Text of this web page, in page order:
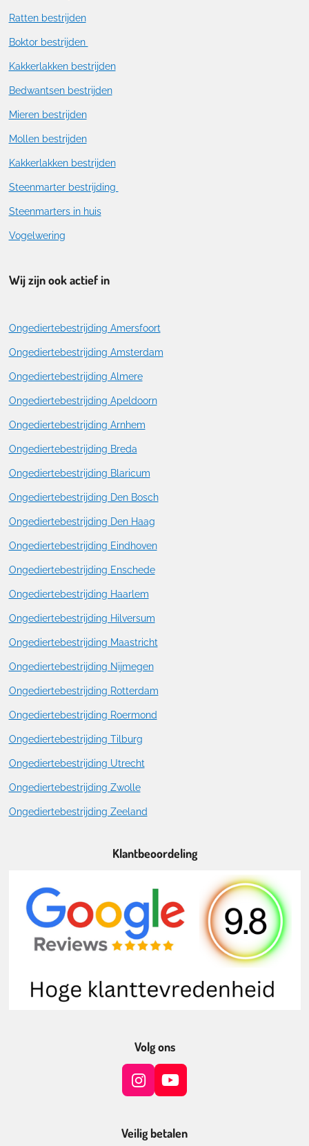
Ratten bestrijden
Boktor bestrijden
Kakkerlakken bestrijden
Bedwantsen bestrijden
Mieren bestrijden
Mollen bestrijden
Kakkerlakken bestrijden
Steenmarter bestrijding
Steenmarters in huis
Vogelwering
Wij zijn ook actief in
Ongediertebestrijding Amersfoort
Ongediertebestrijding Amsterdam
Ongediertebestrijding Almere
Ongediertebestrijding Apeldoorn
Ongediertebestrijding Arnhem
Ongediertebestrijding Breda
Ongediertebestrijding Blaricum
Ongediertebestrijding Den Bosch
Ongediertebestrijding Den Haag
Ongediertebestrijding Eindhoven
Ongediertebestrijding Enschede
Ongediertebestrijding Haarlem
Ongediertebestrijding Hilversum
Ongediertebestrijding Maastricht
Ongediertebestrijding Nijmegen
Ongediertebestrijding Rotterdam
Ongediertebestrijding Roermond
Ongediertebestrijding Tilburg
Ongediertebestrijding Utrecht
Ongediertebestrijding Zwolle
Ongediertebestrijding Zeeland
Klantbeoordeling
Volg ons
I
t
Y
T
Veilig betalen